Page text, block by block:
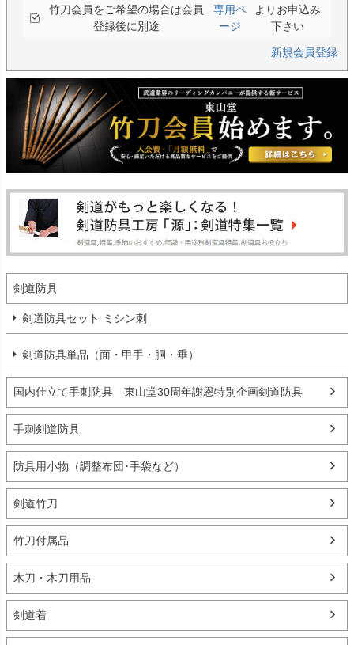
竹刀会員をご希望の場合は会員
登録後に別途
専用ペ
ージ
よりお申込み
下さい
新規会員登録
剣道防具
剣道防具セット ミシン刺
剣道防具単品（面・甲手・胴・垂）
国内仕立て手刺防具 東山堂30周年謝恩特別企画剣道防具
手刺剣道防具
防具用小物（調整布団･手袋など）
剣道竹刀
竹刀付属品
木刀・木刀用品
剣道着